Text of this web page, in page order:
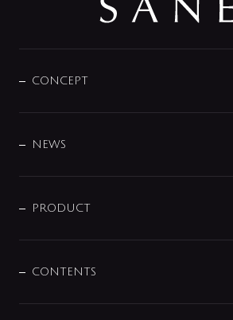
CONCEPT
DESIGN
NEWS
商品に関して
その他
PRODUCT
センサー・タッチ水栓
CONTENTS